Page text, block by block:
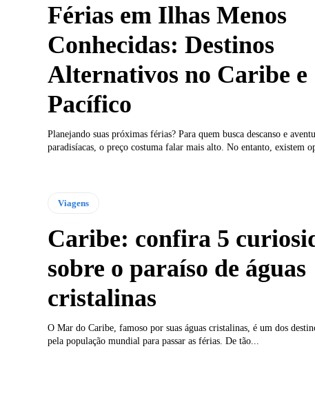
Férias em Ilhas Menos
Conhecidas: Destinos
Alternativos no Caribe e
Pacífico
Planejando suas próximas férias? Para quem busca descanso e
paradisíacas, o preço costuma falar mais alto. No entanto, existem
Viagens
Caribe: confira 5
sobre o paraíso de águas
cristalinas
O Mar do Caribe, famoso por suas águas cristalinas, é um dos
pela população mundial para passar as férias. De tão...